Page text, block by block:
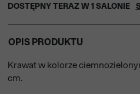
DOSTĘPNY TERAZ W1SALONIE
OPIS PRODUKTU
Krawat w kolorze
cm.